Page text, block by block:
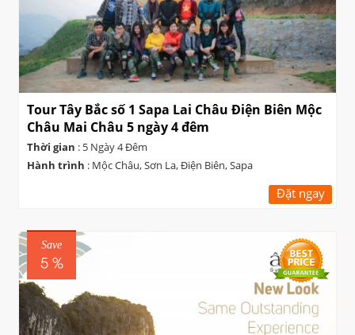
Tour Tây Bắc số 1 Sapa Lai Châu Điện Biên Mộc
Châu Mai Châu 5 ngày 4 đêm
Thời gian : 5 Ngày 4 Đêm
Hành trình : Mộc Châu, Sơn La, Điện Biên, Sapa
Đặt ngay
Save
5 %